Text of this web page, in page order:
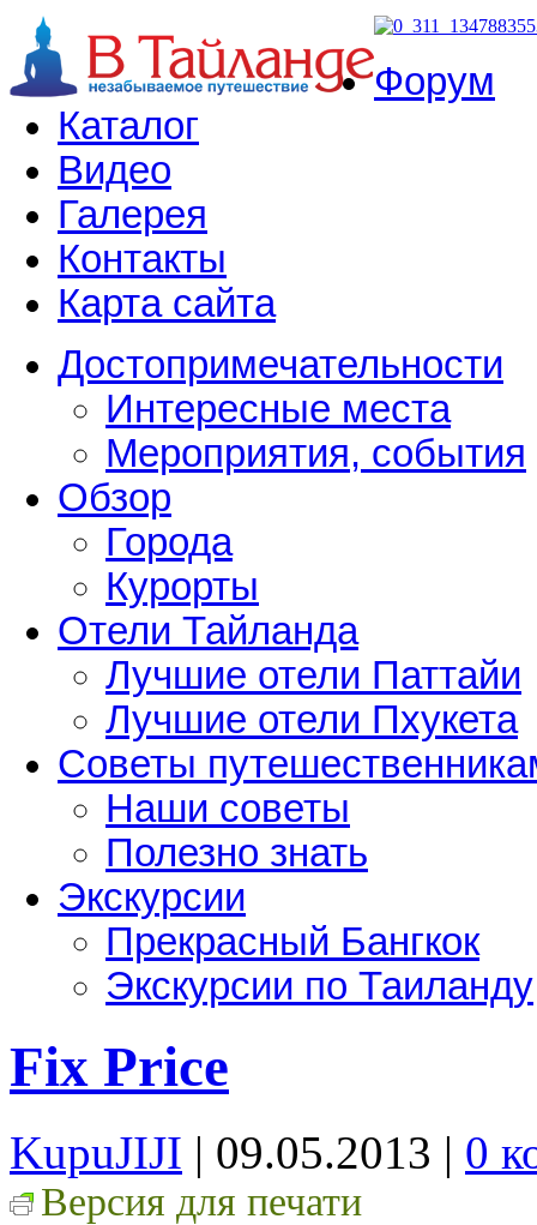
Форум
Каталог
Видео
Галерея
Контакты
Карта сайта
Достопримечательности
Интересные места
Мероприятия, события
Обзор
Города
Курорты
Отели Тайланда
Лучшие отели Паттайи
Лучшие отели Пхукета
Советы
Наши советы
Полезно знать
Экскурсии
Прекрасный Бангкок
Экскурсии по Таиланду
Fix Price
KupuJIJI | 09.05.2013 | 0
Версия для печати